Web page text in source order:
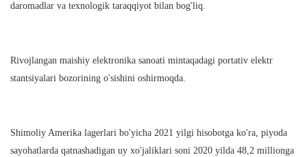
daromadlar va texnologik taraqqiyot bilan bog'liq.
Rivojlangan maishiy elektronika sanoati mintaqadagi portativ elektr
stantsiyalari bozorining o'sishini oshirmoqda.
Shimoliy Amerika lagerlari bo'yicha 2021 yilgi hisobotga ko'ra, piyoda
sayohatlarda qatnashadigan uy xo'jaliklari soni 2020 yilda 48,2 millionga